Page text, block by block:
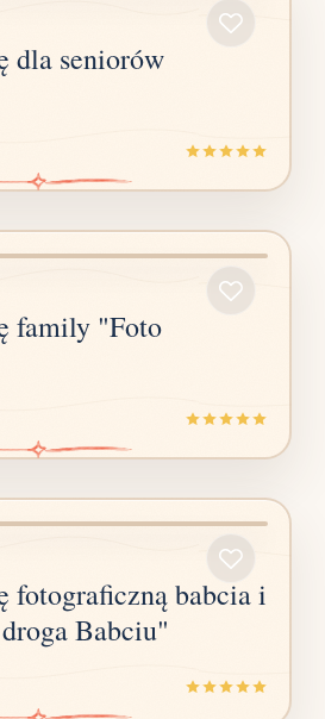
dla seniorów
family "Foto
fotograficzną babcia i
Babciu"